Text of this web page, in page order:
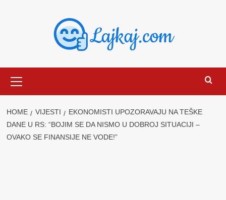
Menu
HOME VIJESTI
EKONOMISTI UPOZORAVAJU NA TEŠKE
DANE U RS: “BOJIM SE DA NISMO U DOBROJ SITUACIJI –
OVAKO SE FINANSIJE NE VODE!”